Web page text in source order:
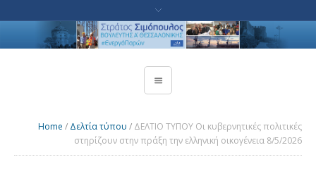
Home / Δελτία τύπου / ΔΕΛΤΙΟ ΤΥΠΟΥ Οι κυβερνητικές πολιτικές
στηρίζουν στην πράξη την ελληνική οικογένεια 8/5/2026